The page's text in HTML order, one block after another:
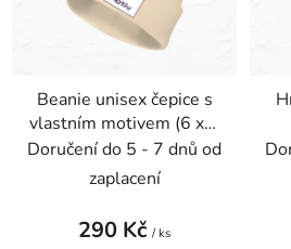
Beanie unisex čepice s
vlastním motivem (6 x 6
cm)
Doručení do 5 - 7 dnů od
zaplacení
290 Kč / ks